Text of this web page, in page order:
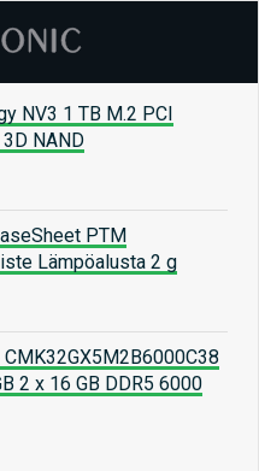
NV3 1 TB M.2 PCI
NAND
PTM
Lämpöalusta 2 g
2 x 16 GB DDR5 6000